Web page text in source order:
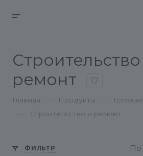
ремонт
17
Главная Продукты
Строительство и ремонт
ФИЛЬТР